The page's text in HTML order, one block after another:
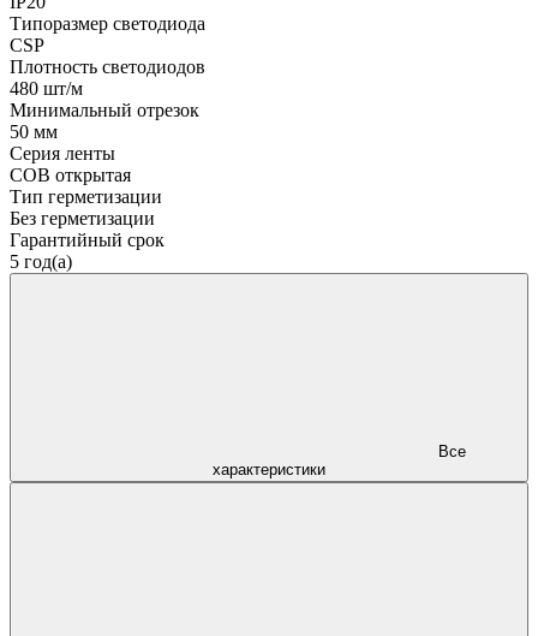
Типоразмер светодиода
CSP
Плотность светодиодов
480 шт/м
Минимальный отрезок
50 мм
Серия ленты
COB открытая
Тип герметизации
Без герметизации
Гарантийный срок
5 год(а)
характеристики